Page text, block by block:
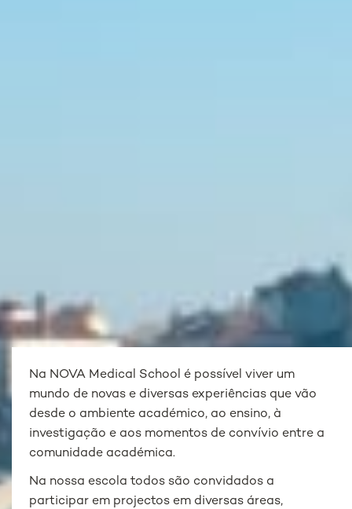
Na NOVA Medical School é possível viver um
mundo de novas e diversas experiências que vão
desde o ambiente académico, ao ensino, à
investigação e aos momentos de convívio entre a
comunidade académica.
Na nossa escola todos são convidados a
participar em projectos em diversas áreas,